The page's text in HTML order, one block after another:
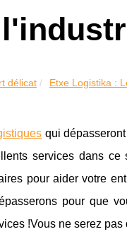
délicat Etxe Logistika :
qui
services dans
pour aider votre
pour que
!Vous ne serez pas